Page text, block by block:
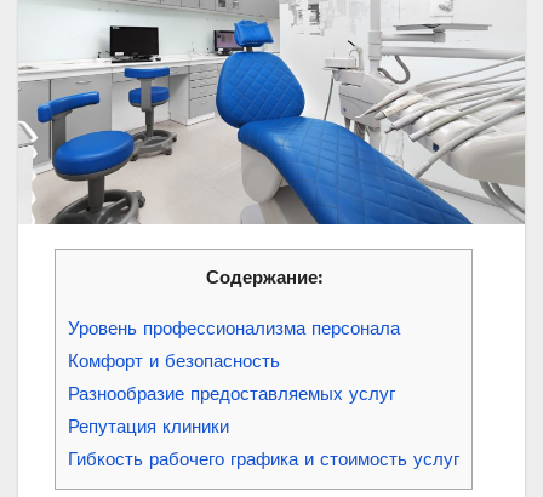
Содержание:
Уровень профессионализма персонала
Комфорт и безопасность
Разнообразие предоставляемых услуг
Репутация клиники
Гибкость рабочего графика и стоимость услуг